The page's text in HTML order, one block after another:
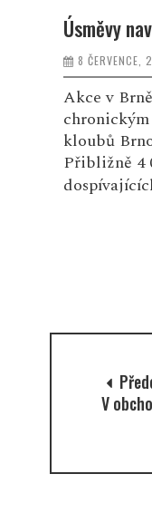
Pomozme
přišla o
Sára celý
dobro
podle
dáno.“ Byla
V